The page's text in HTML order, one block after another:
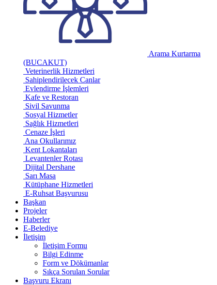
Arama Kurtarma
(BUCAKUT)
Veterinerlik Hizmetleri
Sahiplendirilecek Canlar
Evlendirme İşlemleri
Kafe ve Restoran
Sivil Savunma
Sosyal Hizmetler
Sağlık Hizmetleri
Cenaze İşleri
Ana Okullarımız
Kent Lokantaları
Levantenler Rotası
Dijital Dershane
Sarı Masa
Kütüphane Hizmetleri
E-Ruhsat Başvurusu
Başkan
Projeler
Haberler
E-Belediye
İletişim
İletişim Formu
Bilgi Edinme
Form ve Dökümanlar
Sıkça Sorulan Sorular
Başvuru Ekranı